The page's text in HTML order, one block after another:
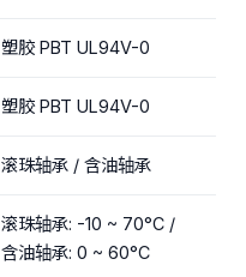
塑胶 PBT UL94V-0
塑胶 PBT UL94V-0
滚珠轴承 / 含油轴承
滚珠轴承: -10 ~ 70°C /
含油轴承: 0 ~ 60°C